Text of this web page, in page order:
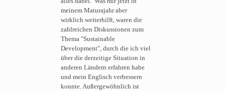
meinem Maturajahr aber
wirklich weiterhilft, waren die
zahlreichen Diskussionen zum
Thema "Sustainable
Development", durch die ich viel
über die derzeitige Situation in
anderen Ländern erfahren habe
und mein Englisch verbessern
konnte. Außergewöhnlich ist